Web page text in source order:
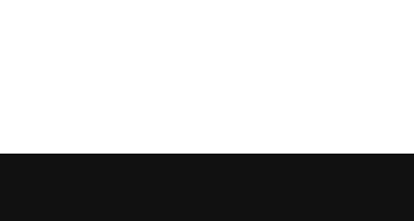
童兒的 INSTAGRAM